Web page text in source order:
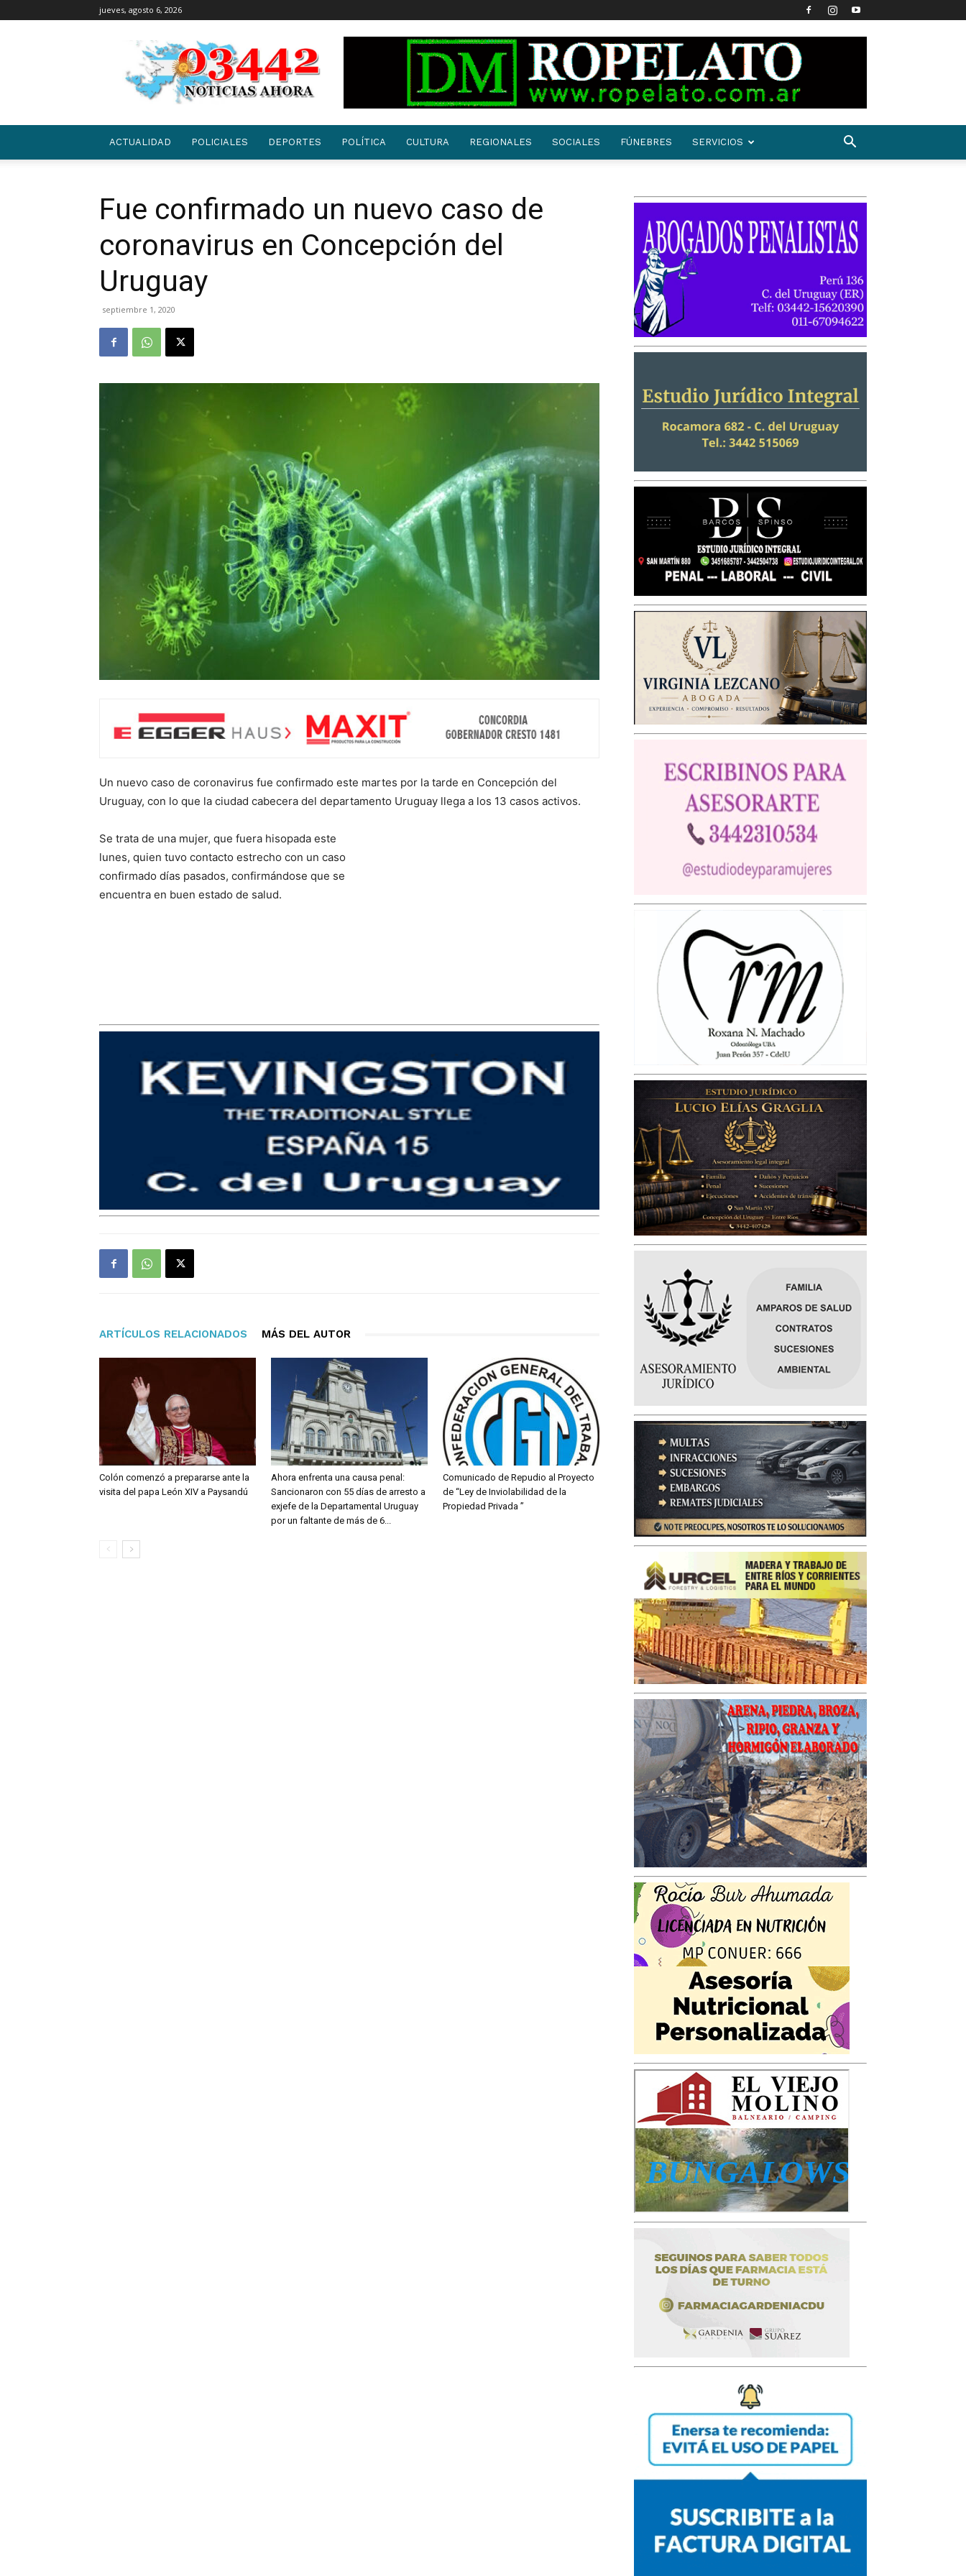
jueves, agosto 6, 2026
03442
|
NOTICIAS
ACTUALIDAD POLICIALES DEPORTES POLÍTICA CULTURA REGIONALES SOCIALES FÚNEBRES SERVICIOS
Fue confirmado un nuevo caso de
coronavirus en Concepción del
Uruguay
septiembre 1, 2020
Un nuevo caso de coronavirus fue confirmado este martes por la tarde en Concepción del
Uruguay, con lo que la ciudad cabecera del departamento Uruguay llega a los 13 casos activos.
Se trata de una mujer, que fuera hisopada este
lunes, quien tuvo contacto estrecho con un caso
confirmado días pasados, confirmándose que se
encuentra en buen estado de salud.
ARTÍCULOS RELACIONADOS MÁS DEL AUTOR
Colón comenzó a prepararse ante la
visita del papa León XIV a Paysandú
Ahora enfrenta una causa penal:
Sancionaron con 55 días de arresto a
exjefe de la Departamental Uruguay
por un faltante de más de 6...
Comunicado de Repudio al Proyecto
de “Ley de Inviolabilidad de la
Propiedad Privada ”